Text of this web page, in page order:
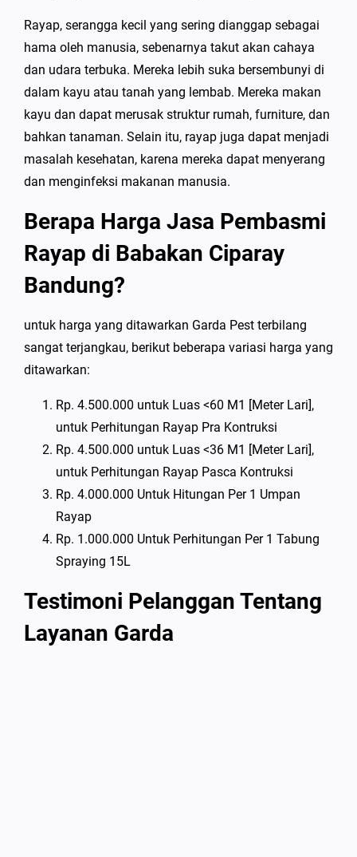
Rayap, serangga kecil yang sering dianggap sebagai
hama oleh manusia, sebenarnya takut akan cahaya
dan udara terbuka. Mereka lebih suka bersembunyi di
dalam kayu atau tanah yang lembab. Mereka makan
kayu dan dapat merusak struktur rumah, furniture, dan
bahkan tanaman. Selain itu, rayap juga dapat menjadi
masalah kesehatan, karena mereka dapat menyerang
dan menginfeksi makanan manusia.
Berapa Harga Jasa Pembasmi
Rayap di Babakan Ciparay
Bandung?
untuk harga yang ditawarkan Garda Pest terbilang
sangat terjangkau, berikut beberapa variasi harga yang
ditawarkan:
Rp. 4.500.000 untuk Luas <60 M1 [Meter Lari],
untuk Perhitungan Rayap Pra Kontruksi
Rp. 4.500.000 untuk Luas <36 M1 [Meter Lari],
untuk Perhitungan Rayap Pasca Kontruksi
Rp. 4.000.000 Untuk Hitungan Per 1 Umpan
Rayap
Rp. 1.000.000 Untuk Perhitungan Per 1 Tabung
Spraying 15L
Testimoni Pelanggan Tentang
Layanan Garda